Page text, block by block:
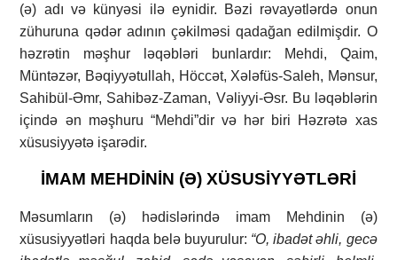
(ә) adı və künyәsi ilә eynidir. Bəzi rəvayətlərdə onun
zühuruna qədər adının çəkilməsi qadağan edilmişdir. O
һәzrətin məşhur lәqәblәri bunlardır: Mehdi, Qaim,
Müntәzәr, Bəqiyyәtullah, Höccət, Xәlәfüs-Saleh, Mәnsur,
Sahibül-Əmr, Sahibәz-Zaman, Vәliyyi-Әsr. Bu lәqәblәrin
içində ən məşhuru “Mehdi”dir və hәr biri Hәzrәtə xas
xüsusiyyətə işarədir.
İMAM MEHDİNİN (Ə) XÜSUSİYYƏTLƏRİ
Məsumların (ə) hədislərində imam Mehdinin (ə)
xüsusiyyətləri haqda belə buyurulur: “O, ibadət əhli, gecə